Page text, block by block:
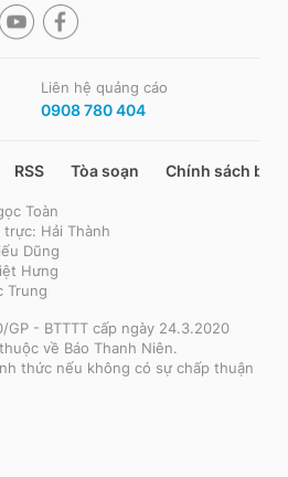
Liên hệ quảng cáo
0908 780 404
RSS Tòa soạn Chính sách bảo
Toàn
Hải Thành
Dũng
Hưng
Trung
GP - BTTTT cấp ngày 24.3.2020
về Báo Thanh Niên.
thức nếu không có sự chấp thuận